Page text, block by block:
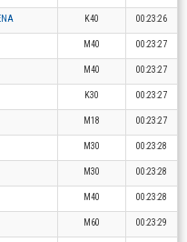
K40 00:23:26
M40 00:23:27
M40 00:23:27
K30 00:23:27
M18 00:23:27
M30 00:23:28
M30 00:23:28
M40 00:23:28
M60 00:23:29